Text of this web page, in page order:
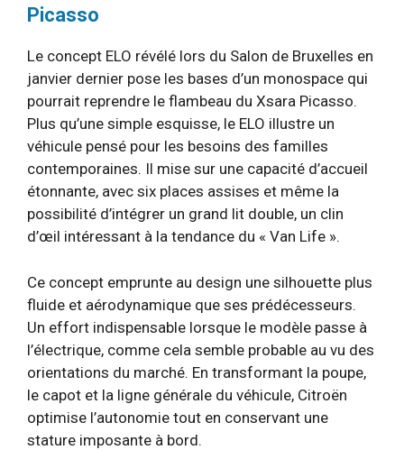
Picasso
Le concept ELO révélé lors du Salon de Bruxelles en
janvier dernier pose les bases d’un monospace qui
pourrait reprendre le flambeau du Xsara Picasso.
Plus qu’une simple esquisse, le ELO illustre un
véhicule pensé pour les besoins des familles
contemporaines. Il mise sur une capacité d’accueil
étonnante, avec six places assises et même la
possibilité d’intégrer un grand lit double, un clin
d’œil intéressant à la tendance du « Van Life ».
Ce concept emprunte au design une silhouette plus
fluide et aérodynamique que ses prédécesseurs.
Un effort indispensable lorsque le modèle passe à
l’électrique, comme cela semble probable au vu des
orientations du marché. En transformant la poupe,
le capot et la ligne générale du véhicule, Citroën
optimise l’autonomie tout en conservant une
stature imposante à bord.